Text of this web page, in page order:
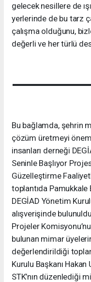
gelecek nesillere de
yerlerinde de bu tarz
çalışma olduğunu,
değerli ve her türlü
Bu bağlamda, şehrin
çözüm üretmeyi
insanları derneği
Seninle Başlıyor
Güzelleştirme
toplantıda Pamukkale
DEGİAD Yönetim
alışverişinde
Projeler
bulunan mimar
değerlendirildiği
Kurulu Başkanı Hakan
STK’nın düzenlediği